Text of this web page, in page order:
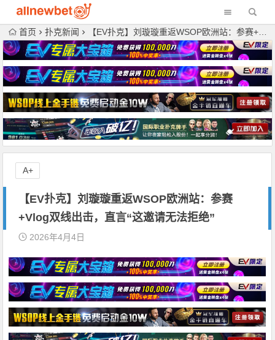
首页 扑克新闻 【EV扑克】刘璇璇重返WSOP欧洲站：参赛+Vlog双线出击，直言“这邀请无法拒绝”
【EV扑克】刘璇璇重返WSOP欧洲站：参赛
+Vlog双线出击，直言“这邀请无法拒绝”
2026年4月4日
A+